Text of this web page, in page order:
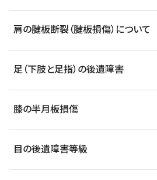
肩の腱板断裂（腱板損傷）について
足（下肢と足指）の後遺障害
膝の半月板損傷
目の後遺障害等級